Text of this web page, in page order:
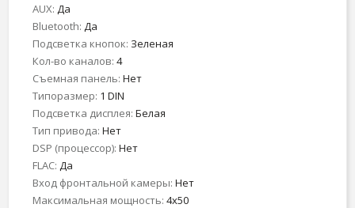
AUX: Да
Bluetooth: Да
Подсветка кнопок: Зеленая
Кол-во каналов: 4
Съемная панель: Нет
Типоразмер: 1 DIN
Подсветка дисплея: Белая
Тип привода: Нет
DSP (процессор): Нет
FLAC: Да
Вход фронтальной камеры: Нет
Максимальная мощность: 4x50